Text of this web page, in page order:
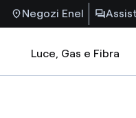
Negozi Enel
Luce, Gas e Fibra